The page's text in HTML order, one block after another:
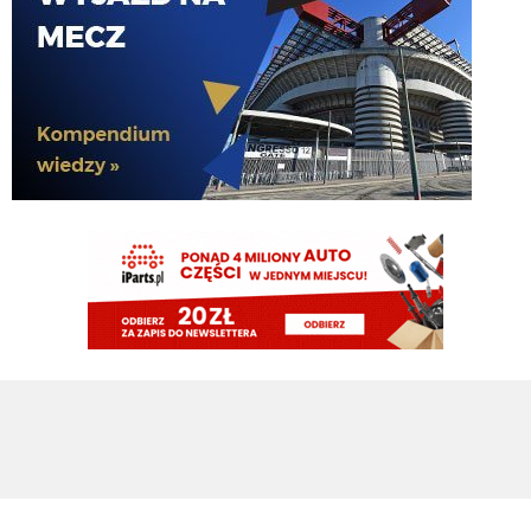
FENDI_SOSA
jeszcze jak spojrzysz na lh xd
08.08.2026 15:03
diouf ma fajny pęd na bramke
VVujek 08.08.2026 15:03
Ty nazwałeś go plackiem przypominam
Nerazzurro90 08.08.2026 15:03
fajnie ze diouf kolejny mecz z golem, ołktri ma tym samym argumenty zeby
w sumie zamknac juz mercato
08.08.2026 15:02